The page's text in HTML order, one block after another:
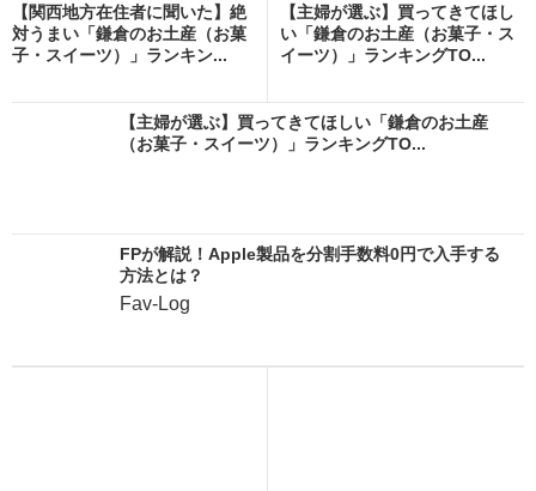
【関西地方在住者に聞いた】絶
対うまい「鎌倉のお土産（お菓
子・スイーツ）」ランキン...
【主婦が選ぶ】買ってきてほし
い「鎌倉のお土産（お菓子・ス
イーツ）」ランキングTO...
【主婦が選ぶ】買ってきてほしい「鎌倉のお土産
（お菓子・スイーツ）」ランキングTO...
FPが解説！Apple製品を分割手数料0円で入手する
方法とは？
Fav-Log